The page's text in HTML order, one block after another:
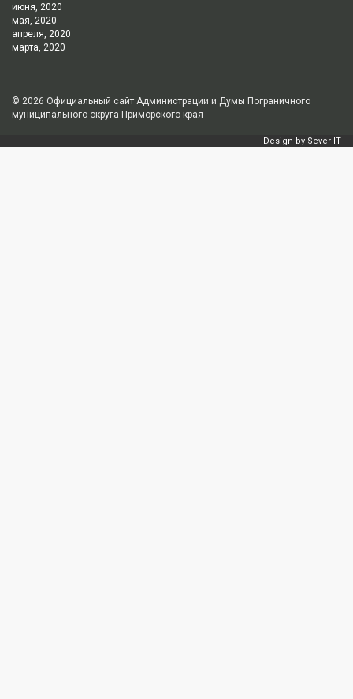
июня, 2020
мая, 2020
апреля, 2020
марта, 2020
© 2026 Официальный сайт Администрации и Думы Пограничного
муниципального округа Приморского края
Design by Sever-IT